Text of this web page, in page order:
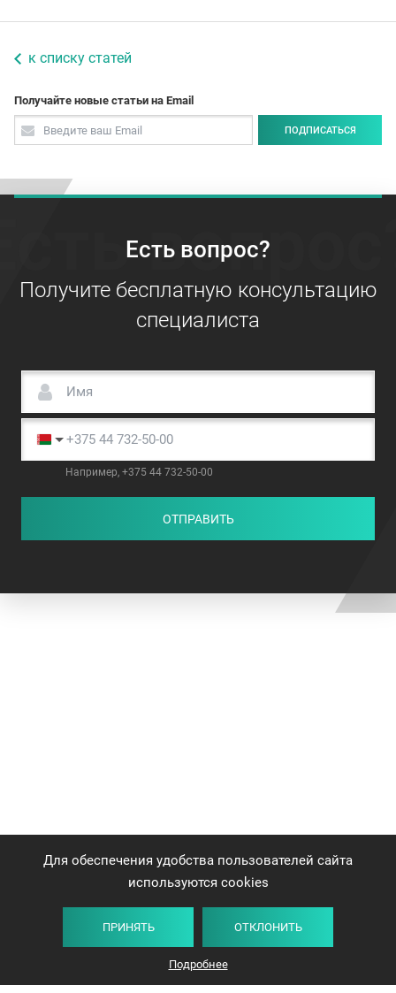
к списку статей
Получайте новые статьи на Email
ПОДПИСАТЬСЯ
Есть вопрос?
Получите бесплатную консультацию
специалиста
Например, +375 44 732-50-00
ОТПРАВИТЬ
Для обеспечения удобства пользователей сайта
используются cookies
ПРИНЯТЬ ОТКЛОНИТЬ
Подробнее